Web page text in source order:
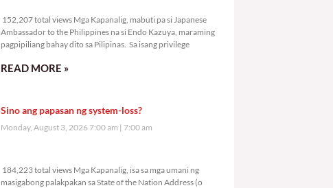
152,207 total views Mga Kapanalig, mabuti pa si Japanese
Ambassador to the Philippines na si Endo Kazuya, maraming
pagpipiliang bahay dito sa Pilipinas. Sa isang privilege
READ MORE »
Sino ang papasan ng system-loss?
Monday, August 3, 2026 7:00 am 7:00 am
184,223 total views Mga Kapanalig, isa sa mga umani ng
masigabong palakpakan sa State of the Nation Address (o